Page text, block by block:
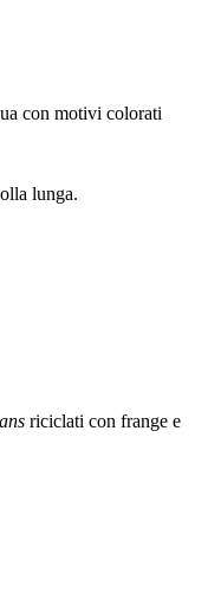
con motivi colorati
lunga.
riciclati con frange e